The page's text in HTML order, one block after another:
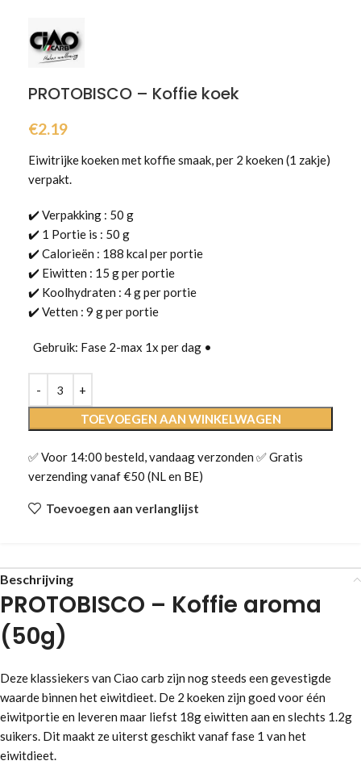
PROTOBISCO – Koffie koek
€2.19
Eiwitrijke koeken met koffie smaak, per 2 koeken (1 zakje)
verpakt.
✔️ Verpakking : 50 g
✔️ 1 Portie is : 50 g
✔️ Calorieën : 188 kcal per portie
✔️ Eiwitten : 15 g per portie
✔️ Koolhydraten : 4 g per portie
✔️ Vetten : 9 g per portie
Gebruik: Fase 2-max 1x per dag •
TOEVOEGEN AAN WINKELWAGEN
✅ Voor 14:00 besteld, vandaag verzonden ✅ Gratis
verzending vanaf €50 (NL en BE)
Toevoegen aan verlanglijst
Beschrijving
PROTOBISCO – Koffie aroma
(50g)
Deze klassiekers van Ciao carb zijn nog steeds een gevestigde
waarde binnen het eiwitdieet. De 2 koeken zijn goed voor één
eiwitportie en leveren maar liefst 18g eiwitten aan en slechts 1.2g
suikers. Dit maakt ze uiterst geschikt vanaf fase 1 van het
eiwitdieet.